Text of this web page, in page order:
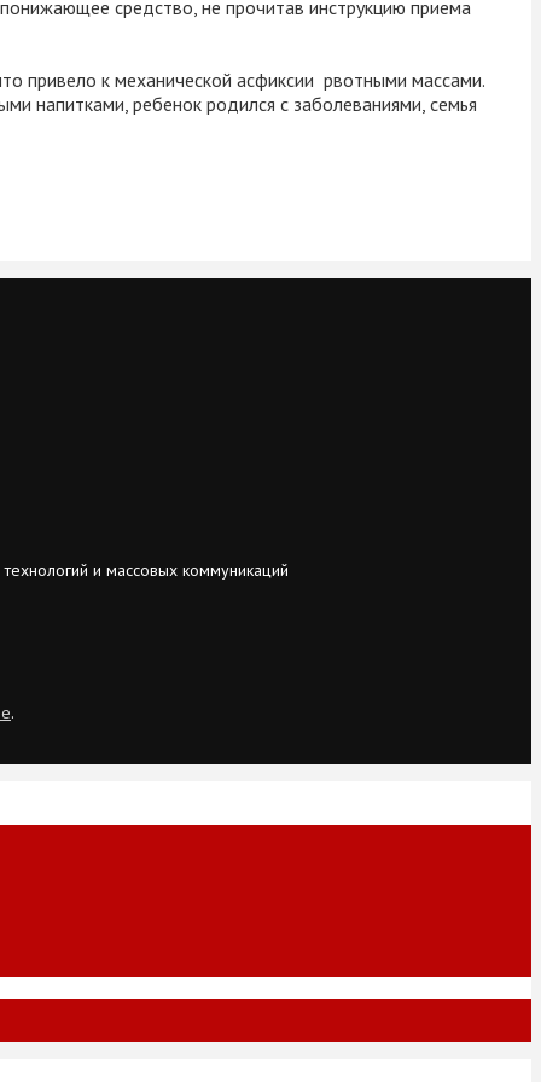
средство, не прочитав инструкцию приема
привело к механической асфиксии рвотными массами.
напитками, ребенок родился с заболеваниями, семья
и массовых коммуникаций
.